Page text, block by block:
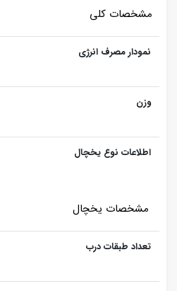
مشخصات کلی
نمودار مصرف انرژی
وزن
اطلاعات نوع یخچال
مشخصات یخچال
تعداد طبقات درب